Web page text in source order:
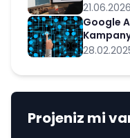
21.06.2026
Google
Projeniz mi